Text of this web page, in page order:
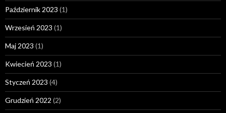
Październik 2023 (1)
Wrzesień 2023 (1)
Maj 2023 (1)
Kwiecień 2023 (1)
Styczeń 2023 (4)
Grudzień 2022 (2)